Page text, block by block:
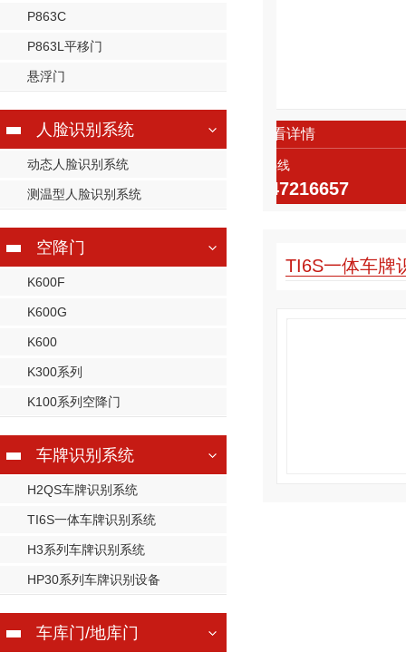
P863C
P863L平移门
悬浮门
人脸识别系统
动态人脸识别系统
测温型人脸识别系统
空降门
K600F
K600G
K600
K300系列
K100系列空降门
车牌识别系统
H2QS车牌识别系统
TI6S一体车牌识别系统
H3系列车牌识别系统
HP30系列车牌识别设备
车库门/地库门
看详情
TI6S一体车牌